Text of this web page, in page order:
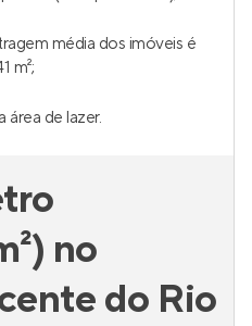
média dos imóveis é
m²;
área de lazer.
no
do Rio